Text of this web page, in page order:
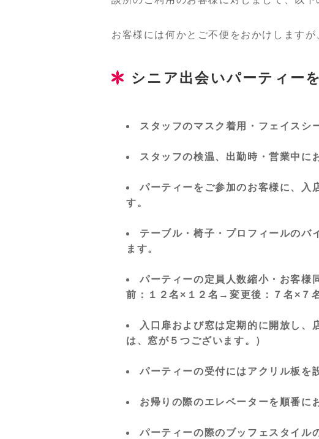
お客様には何かとご不便をおかけします
シニア出会いパーティー
スタッフのマスク着用・フェイスシ
スタッフの検温、出勤時・営業中に
パーティーをご参加のお客様に、入
す。
テーブル・椅子・プロフィールのバ
ます。
パーティーの定員人数縮小・お客様
前：１２名×１２名→変更後：７名×７名
入口扉および窓は定期的に開放し、
は、窓が５つございます。）
パーティーの受付にはアクリル板を
お帰りの際のエレベーターを順番に
パーティーの際のブッフェスタイル